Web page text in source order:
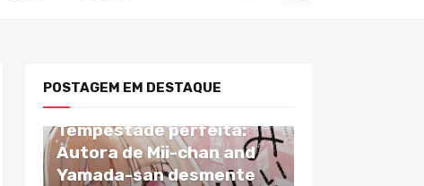
POSTAGEM EM DESTAQUE
Tempestade perfeita:
Autora de Mii-chan and
Yamada-san desmente